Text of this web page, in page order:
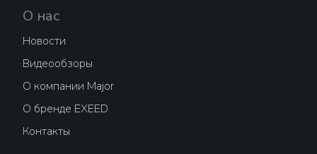
О нас
Новости
Видеообзоры
О компании Major
О бренде EXEED
Контакты